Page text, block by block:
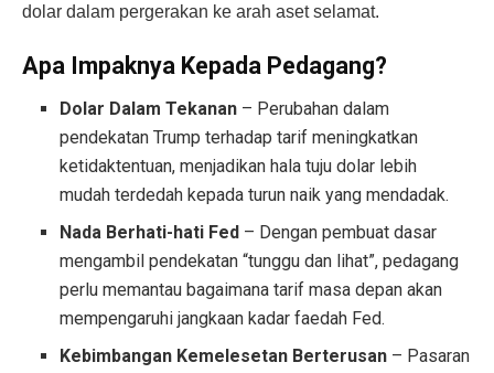
dolar dalam pergerakan ke arah aset selamat.
Apa Impaknya Kepada Pedagang?
Dolar Dalam Tekanan – Perubahan dalam
pendekatan Trump terhadap tarif meningkatkan
ketidaktentuan, menjadikan hala tuju dolar lebih
mudah terdedah kepada turun naik yang mendadak.
Nada Berhati-hati Fed – Dengan pembuat dasar
mengambil pendekatan “tunggu dan lihat”, pedagang
perlu memantau bagaimana tarif masa depan akan
mempengaruhi jangkaan kadar faedah Fed.
Kebimbangan Kemelesetan Berterusan – Pasaran